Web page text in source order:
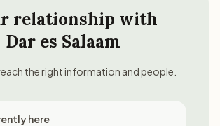
relationship with
Dar es Salaam
the right information and people.
here